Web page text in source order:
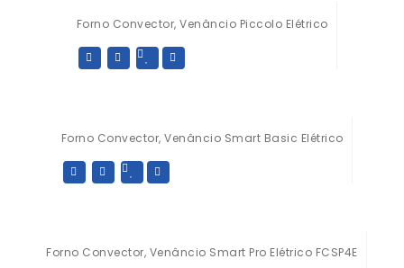
Forno Convector, Venâncio Piccolo Elétrico
Forno Convector, Venâncio Smart Basic Elétrico
Forno Convector, Venâncio Smart Pro Elétrico FCSP4E